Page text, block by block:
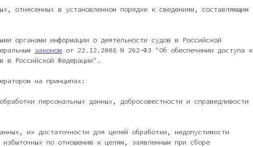
отнесенных в установленном порядке к сведениям, составляющим
органами информации о деятельности судов в Российской
законом от 22.12.2008 N 262-ФЗ "Об обеспечении доступа к
в Российской Федерации".
на принципах:
персональных данных, добросовестности и справедливости
их достаточности для целей обработки, недопустимости
избыточных по отношению к целям, заявленным при сборе